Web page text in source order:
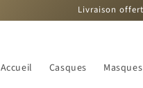
Livraison offerte dès 50€
Accueil Casques Masques